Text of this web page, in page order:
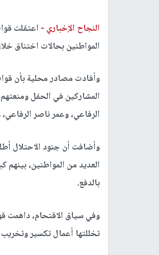
النجاح الإخباري -اعتقلت
المواطنين بحالات اختناق
وأفادت مصادر محلية بأن
المشاركين في الحفل
الرفاعي، وعمر ناصر
وأضافت أن جنود الاحتلال
العديد من المواطنين،
بالدفع.
وفي سياق الاقتحام، داهمت
تخللتها أعمال تكسير